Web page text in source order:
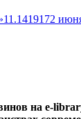
11.1419172
на e-